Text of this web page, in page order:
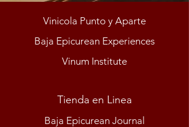
Vinicola Punto y Aparte
Baja Epicurean Experiences
Vinum Institute
Tienda en Linea
Baja Epicurean Journal